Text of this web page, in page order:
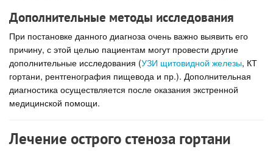
Дополнительные методы исследования
При постановке данного диагноза очень важно выявить его
причину, с этой целью пациентам могут провести другие
дополнительные исследования (УЗИ щитовидной железы, КТ
гортани, рентгенография пищевода и пр.). Дополнительная
диагностика осуществляется после оказания экстренной
медицинской помощи.
Лечение острого стеноза гортани